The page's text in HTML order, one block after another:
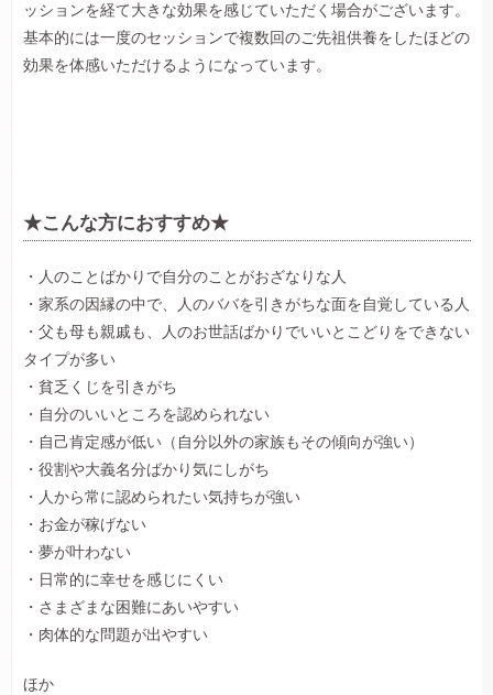
ッションを経て大きな効果を感じていただく場合がございます。
基本的には一度のセッションで複数回のご先祖供養をしたほどの
効果を体感いただけるようになっています。
★こんな方におすすめ★
・人のことばかりで自分のことがおざなりな人
・家系の因縁の中で、人のババを引きがちな面を自覚している人
・父も母も親戚も、人のお世話ばかりでいいとこどりをできない
タイプが多い
・貧乏くじを引きがち
・自分のいいところを認められない
・自己肯定感が低い（自分以外の家族もその傾向が強い）
・役割や大義名分ばかり気にしがち
・人から常に認められたい気持ちが強い
・お金が稼げない
・夢が叶わない
・日常的に幸せを感じにくい
・さまざまな困難にあいやすい
・肉体的な問題が出やすい
ほか